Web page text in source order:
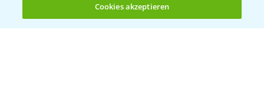
(noch 4)
Cookies akzeptieren